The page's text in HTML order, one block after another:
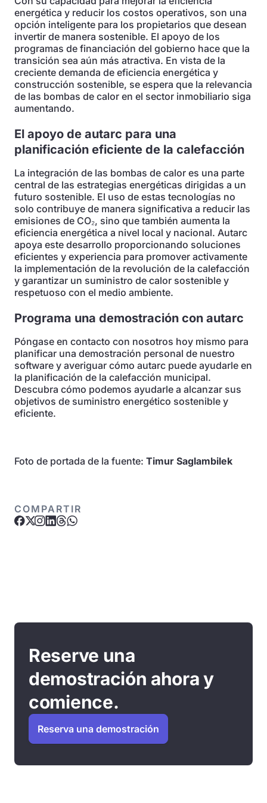
energética y reducir los costos operativos, son una
opción inteligente para los propietarios que desean
invertir de manera sostenible. El apoyo de los
programas de financiación del gobierno hace que la
transición sea aún más atractiva. En vista de la
creciente demanda de eficiencia energética y
construcción sostenible, se espera que la relevancia
de las bombas de calor en el sector inmobiliario siga
aumentando.
El apoyo de autarc para una
planificación eficiente de la calefacción
La integración de las bombas de calor es una parte
central de las estrategias energéticas dirigidas a un
futuro sostenible. El uso de estas tecnologías no
solo contribuye de manera significativa a reducir las
emisiones de CO₂, sino que también aumenta la
eficiencia energética a nivel local y nacional. Autarc
apoya este desarrollo proporcionando soluciones
eficientes y experiencia para promover activamente
la implementación de la revolución de la calefacción
y garantizar un suministro de calor sostenible y
respetuoso con el medio ambiente.
Programa una demostración con autarc
Póngase en contacto con nosotros hoy mismo para
planificar una demostración personal de nuestro
software y averiguar cómo autarc puede ayudarle en
la planificación de la calefacción municipal.
Descubra cómo podemos ayudarle a alcanzar sus
objetivos de suministro energético sostenible y
eficiente.
Foto de portada de la fuente: Timur Saglambilek
COMPARTIR
Reserve una
demostración ahora y
comience.
Reserva una demostración